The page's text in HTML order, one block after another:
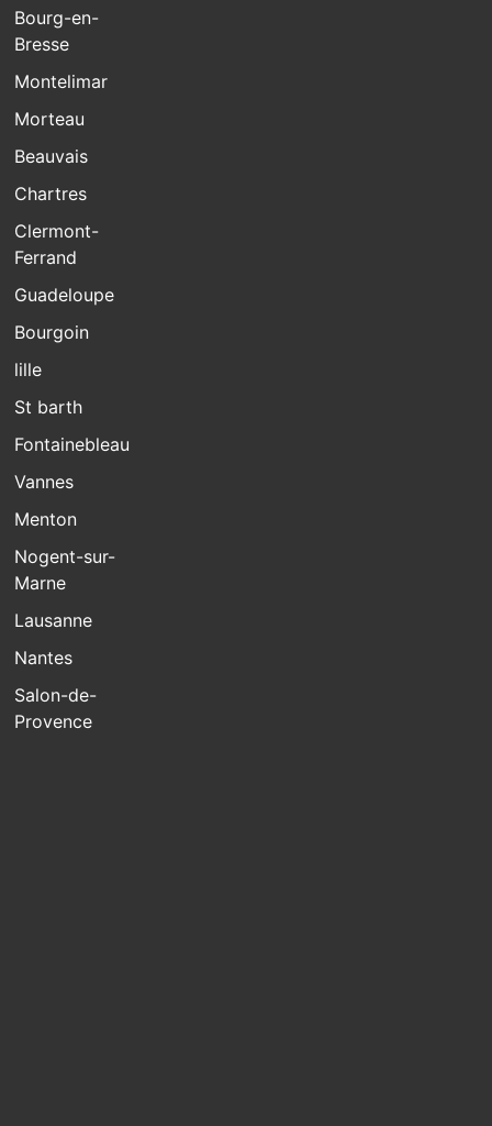
Bourg-en-
Bresse
Montelimar
Morteau
Beauvais
Chartres
Clermont-
Ferrand
Guadeloupe
Bourgoin
lille
St barth
Fontainebleau
Vannes
Menton
Nogent-sur-
Marne
Lausanne
Nantes
Salon-de-
Provence